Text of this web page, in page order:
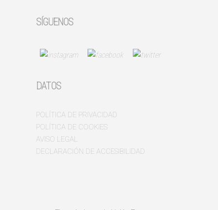
SÍGUENOS
DATOS
POLÍTICA DE PRIVACIDAD
POLÍTICA DE COOKIES
AVISO LEGAL
DECLARACIÓN DE ACCESIBILIDAD